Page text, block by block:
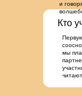
Кто
и
мы